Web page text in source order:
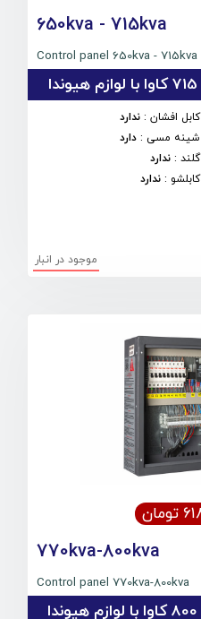
650kva - 715kva
Control panel 650kva - 715kva
کابل افشان: ندارد
شینه مسی : دارد
گلند: ندارد
کابلشو : ندارد
موجود در انبار
770kva-800kva
Control panel 770kva-800kva